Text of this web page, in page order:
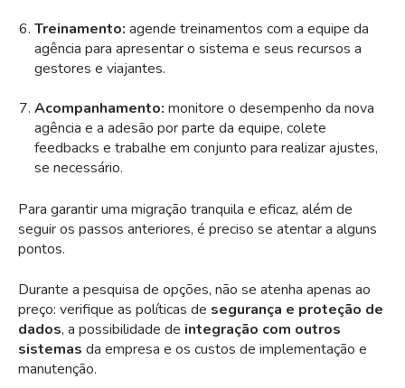
Treinamento: agende treinamentos com a equipe da
agência para apresentar o sistema e seus recursos a
gestores e viajantes.
Acompanhamento: monitore o desempenho da nova
agência e a adesão por parte da equipe, colete
feedbacks e trabalhe em conjunto para realizar ajustes,
se necessário.
Para garantir uma migração tranquila e eficaz, além de
seguir os passos anteriores, é preciso se atentar a alguns
pontos.
Durante a pesquisa de opções, não se atenha apenas ao
preço: verifique as políticas de segurança e proteção de
dados, a possibilidade de integração com outros
sistemas da empresa e os custos de implementação e
manutenção.